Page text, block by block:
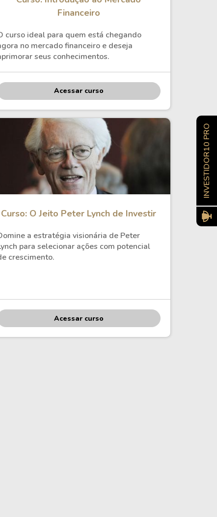
Financeiro
curso ideal para quem está chegando
no mercado financeiro e deseja
seus conhecimentos.
Acessar curso
Curso: O Jeito Peter Lynch de Investir
a estratégia visionária de Peter
para selecionar ações com potencial
crescimento.
Acessar curso
INVESTIDOR10 PRO